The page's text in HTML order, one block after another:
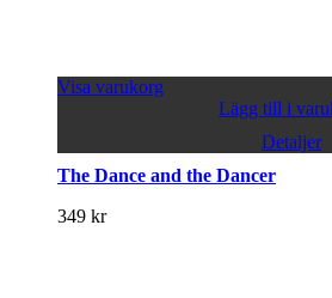
Visa varukorg
Lägg till i
Detaljer
The Dance and the Dancer
349 kr